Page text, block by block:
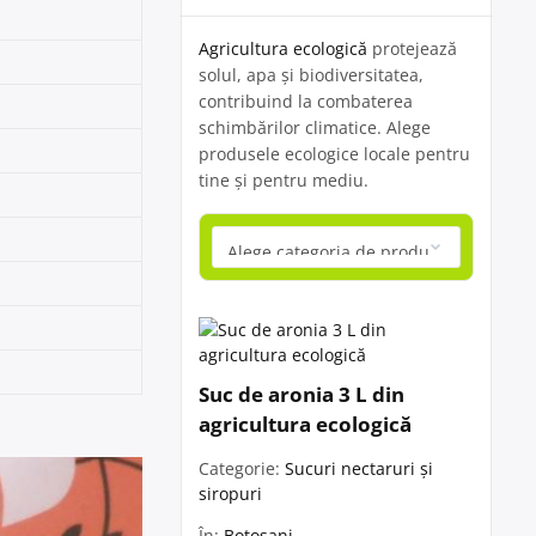
Agricultura ecologică protejează
solul, apa și biodiversitatea,
contribuind la combaterea
schimbărilor climatice. Alege
produsele ecologice locale pentru
tine și pentru mediu.
Suc de aronia 3 L din
agricultura ecologică
Categorie: Sucuri nectaruri și
siropuri